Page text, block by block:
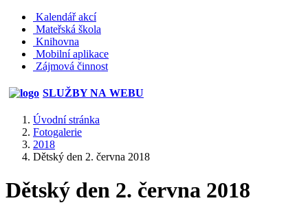
Kalendář akcí
Mateřská škola
Knihovna
Mobilní aplikace
Zájmová činnost
SLUŽBY NA WEBU
Úvodní stránka
Fotogalerie
2018
Dětský den 2. června 2018
Dětský den 2. června 2018